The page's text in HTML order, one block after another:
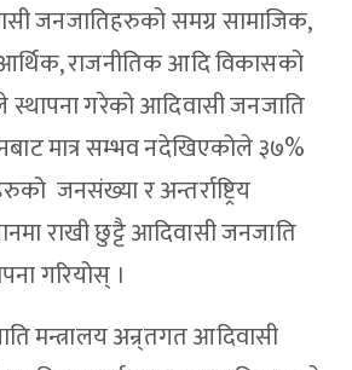
जनजातिहरुको समग्र सामाजिक,
राजनीतिक आदि विकासको
गरेको आदिवासी जनजाति
मात्र सम्भव नदेखिएकोले ३७%
जनसंख्या र अन्तर्राष्ट्रिय
राखी छुट्टै आदिवासी जनजाति
गरियोस् ।
मन्त्रालय अन्र्तगत आदिवासी